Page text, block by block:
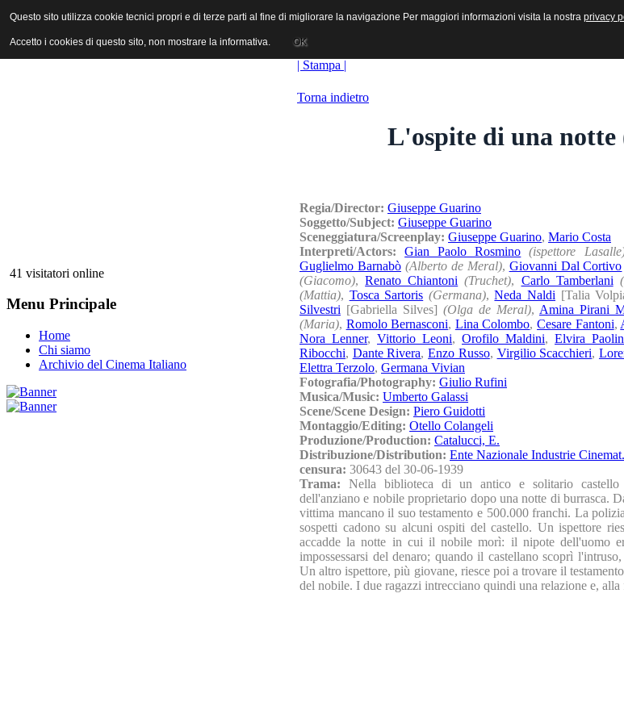
ANICA | Associazione Nazionale Industrie Cinematografiche Audiovisive e Multimediali
41 visitatori online
Menu Principale
Home
Chi siamo
Archivio del Cinema Italiano
| Stampa |
Torna indietro
L'ospite di una notte
Regia/Director: Giuseppe Guarino
Soggetto/Subject: Giuseppe Guarino
Sceneggiatura/Screenplay: Giuseppe Guarino, Mario Costa
Interpreti/Actors:Gian Paolo Rosmino (ispettore
Guglielmo Barnabò (Alberto de Meral), Giovanni Dal Cortivo
(Giacomo),Renato Chiantoni (Truchet), Carlo Tamberlani
(Mattia), Tosca Sartoris (Germana),Neda Naldi [Talia
Silvestri [Gabriella Silves] (Olga de Meral), Amina Pirani
(Maria), Romolo Bernasconi, Lina Colombo,Cesare Fantoni,
Nora Lenner, Vittorio Leoni, Orofilo Maldini, Elvira
Ribocchi, Dante Rivera,Enzo Russo, Virgilio Scacchieri,
Elettra Terzolo, Germana Vivian
Fotografia/Photography: Giulio Rufini
Musica/Music: Umberto Galassi
Scene/Scene Design: Piero Guidotti
Montaggio/Editing: Otello Colangeli
Produzione/Production: Catalucci, E.
Distribuzione/Distribution: Ente Nazionale Industrie
censura: 30643 del 30-06-1939
Trama: Nella biblioteca di un antico e solitario
dell'anziano e nobile proprietario dopo una notte di burrasca.
vittima mancano il suo testamento e 500.000 franchi. La
sospetti cadono su alcuni ospiti del castello. Un ispettore
accadde la notte in cui il nobile morì: il nipote dell'uomo
impossessarsi del denaro; quando il castellano scoprì
Un altro ispettore, più giovane, riesce poi a trovare il
del nobile. I due ragazzi intrecciano quindi una relazione e, alla
Questo sito utilizza cookie tecnici propri e di terze parti al fine di migliorare la navigazione Per maggiori informazioni visita la nostra privacy
Accetto i cookies di questo sito, non mostrare la informativa. OK
Questo sito utilizza cookie tecnici propri e di terze parti al fine di migliorare la navigazione Per maggiori informazioni visita la nostra privacy
Accetto i cookies di questo sito, non mostrare la informativa. OK